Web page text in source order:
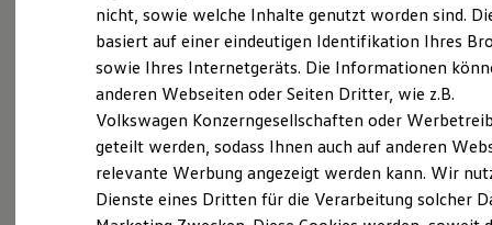
Nachhaltigkeit
Technologie
Kosten und Kauf
Verbrauchskosten
Kaufoptionen
E-Auto-Förderung
Software und Konnektivität
Die ID. Software 6
ID. Software Versionen und Updates
Digitale Extras
Schnittstellen zu Ihrem ID.
Fahrzeugangebot anfordern
Servicetermin buchen
nicht, sowie welche Inhalte genutzt worden sind.
basiert auf einer eindeutigen Identifikation Ihres
sowie Ihres Internetgeräts. Die Informationen
anderen Webseiten oder Seiten Dritter, wie z.B.
Volkswagen Konzerngesellschaften oder
geteilt werden, sodass Ihnen auch auf anderen
relevante Werbung angezeigt werden kann. Wir
Dienste eines Dritten für die Verarbeitung solcher